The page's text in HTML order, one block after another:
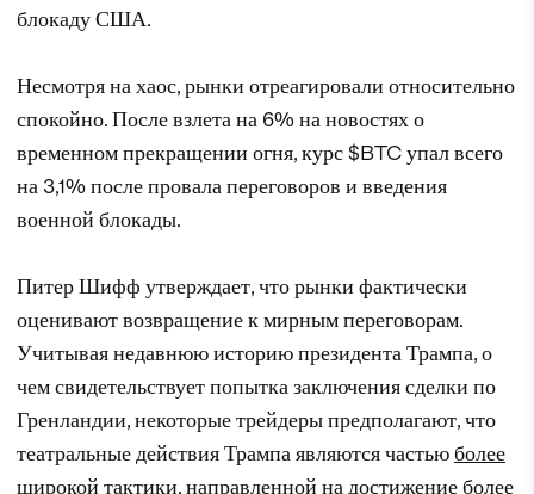
блокаду США.
Несмотря на хаос, рынки отреагировали относительно
спокойно. После взлета на 6% на новостях о
временном прекращении огня, курс $BTC упал всего
на 3,1% после провала переговоров и введения
военной блокады.
Питер Шифф утверждает, что рынки фактически
оценивают возвращение к мирным переговорам.
Учитывая недавнюю историю президента Трампа, о
чем свидетельствует попытка заключения сделки по
Гренландии, некоторые трейдеры предполагают, что
театральные действия Трампа являются частьюболее
широкой тактики, направленной на достижение более